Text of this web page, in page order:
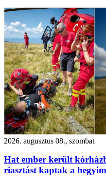
2026. augusztus 08., szombat
Hat ember került
riasztást kaptak a